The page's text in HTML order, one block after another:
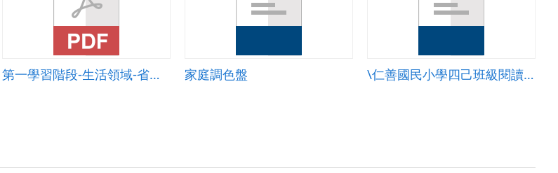
第一學習階段-生活領域-省水小尖兵 家庭調色盤 \仁善國民小學四己班級閱讀策略